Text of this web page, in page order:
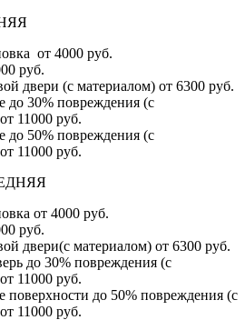
от 4000 руб.
руб.
двери (с материалом) от 6300 руб.
до 30% повреждения (с
11000 руб.
до 50% повреждения (с
11000 руб.
от 4000 руб.
руб.
двери(с материалом) от 6300 руб.
до 30% повреждения (с
11000 руб.
поверхности до 50% повреждения (с
11000 руб.